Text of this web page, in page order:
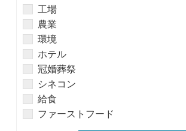
工場
農業
環境
ホテル
冠婚葬祭
シネコン
給食
ファーストフード